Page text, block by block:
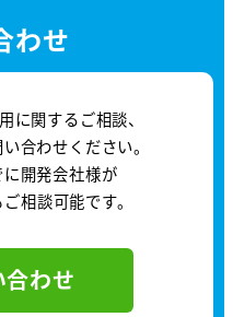
わせ
関するご相談、
合わせください。
開発会社様が
相談可能です。
わせ